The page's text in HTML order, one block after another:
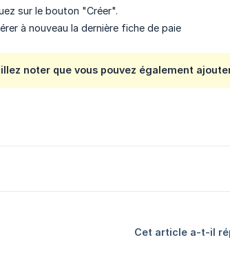
sur le bouton "Créer".
à nouveau la dernière fiche de paie
noter que vous pouvez également
Cet article a-t-il